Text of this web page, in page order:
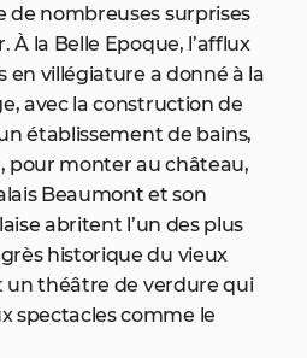
de nombreuses surprises
la Belle Epoque, l’afflux
en villégiature a donné à la
avec la construction de
établissement de bains,
pour monter au château,
Beaumont et son
abritent l’un des plus
historique du vieux
un théâtre de verdure qui
spectacles comme le